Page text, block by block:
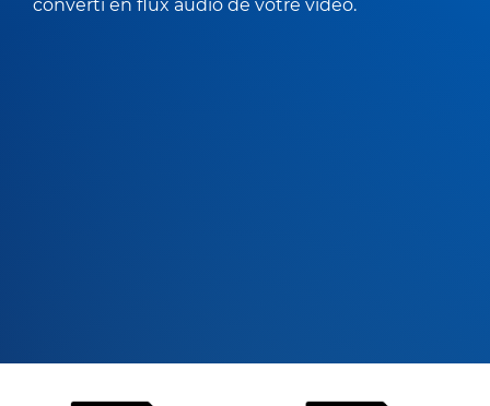
converti en flux audio de votre vidéo.